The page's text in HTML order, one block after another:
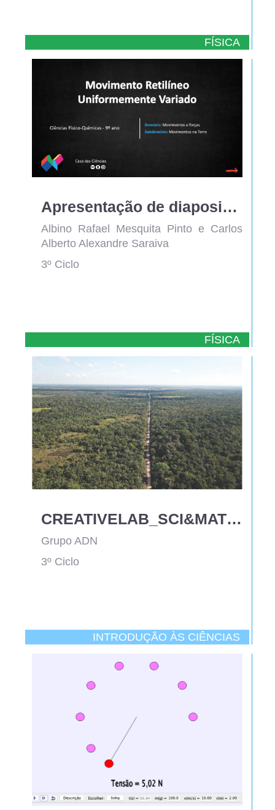
FÍSICA
Apresentação de diapositivos para estudo do movimento retilíneo uniformemente variado
Albino Rafael Mesquita Pinto e Carlos
Alberto Alexandre Saraiva
3º Ciclo
FÍSICA
CREATIVELAB_SCI&MATH - A Amazónia em perigo - Ciências Naturais - 8.º ANO
Grupo ADN
3º Ciclo
INTRODUÇÃO ÀS CIÊNCIAS